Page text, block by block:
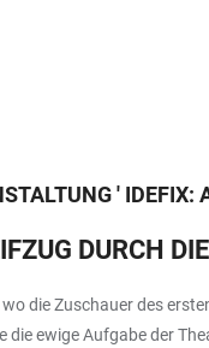
' IDEFIX:
DURCH
die Zuschauer des
die ewige Aufgabe der